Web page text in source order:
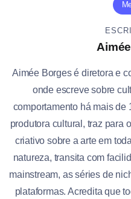
Aimée Borges é diretora e
onde escreve sobre
comportamento há mais de
produtora cultural, traz para
criativo sobre a arte em
natureza, transita com
mainstream, as séries de
plataformas. Acredita que